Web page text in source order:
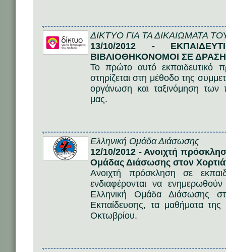
ΔΙΚΤΥΟ ΓΙΑ ΤΑ ΔΙΚΑΙΩΜΑΤΑ
13/10/2012 -
ΒΙΒΛΙΟΘΗΚΟΝΟΜΟΙ ΣΕ
Το πρώτο αυτό εκπαιδευτικό
στηρίζεται στη μέθοδο της
οργάνωση και ταξινόμηση των
μας.
Ελληνική Ομάδα Διάσωσης
12/10/2012 - Ανοιχτή
Ομάδας Διάσωσης στον
Ανοιχτή πρόσκληση σε
ενδιαφέρονται να
Ελληνική Ομάδα Διάσωσης
Εκπαίδευσης, τα μαθήματα της
Οκτωβρίου.